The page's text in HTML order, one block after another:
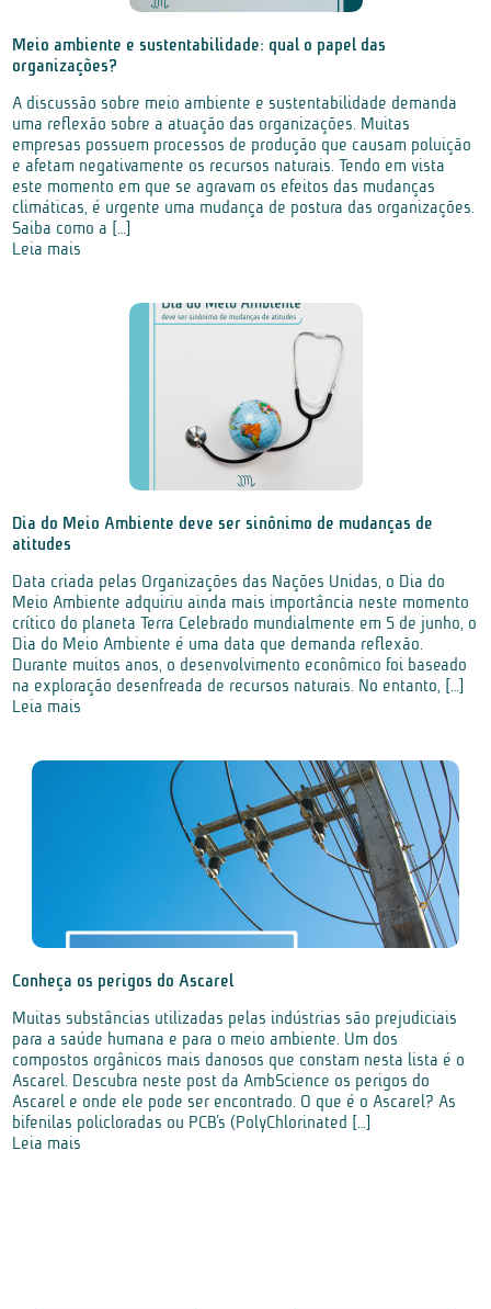
Meio ambiente e sustentabilidade: qual o papel das
organizações?
A discussão sobre meio ambiente e sustentabilidade demanda
uma reflexão sobre a atuação das organizações. Muitas
empresas possuem processos de produção que causam poluição
e afetam negativamente os recursos naturais. Tendo em vista
este momento em que se agravam os efeitos das mudanças
climáticas, é urgente uma mudança de postura das organizações.
Saiba como a […]
Leia mais
Dia do Meio Ambiente deve ser sinônimo de mudanças de
atitudes
Data criada pelas Organizações das Nações Unidas, o Dia do
Meio Ambiente adquiriu ainda mais importância neste momento
crítico do planeta Terra Celebrado mundialmente em 5 de junho, o
Dia do Meio Ambiente é uma data que demanda reflexão.
Durante muitos anos, o desenvolvimento econômico foi baseado
na exploração desenfreada de recursos naturais. No entanto, […]
Leia mais
Conheça os perigos do Ascarel
Muitas substâncias utilizadas pelas indústrias são prejudiciais
para a saúde humana e para o meio ambiente. Um dos
compostos orgânicos mais danosos que constam nesta lista é o
Ascarel. Descubra neste post da AmbScience os perigos do
Ascarel e onde ele pode ser encontrado. O que é o Ascarel? As
bifenilas policloradas ou PCB’s (PolyChlorinated […]
Leia mais